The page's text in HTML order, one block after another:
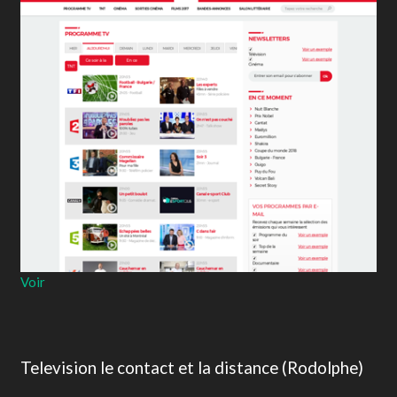
Voir
Television le contact et la distance (Rodolphe)